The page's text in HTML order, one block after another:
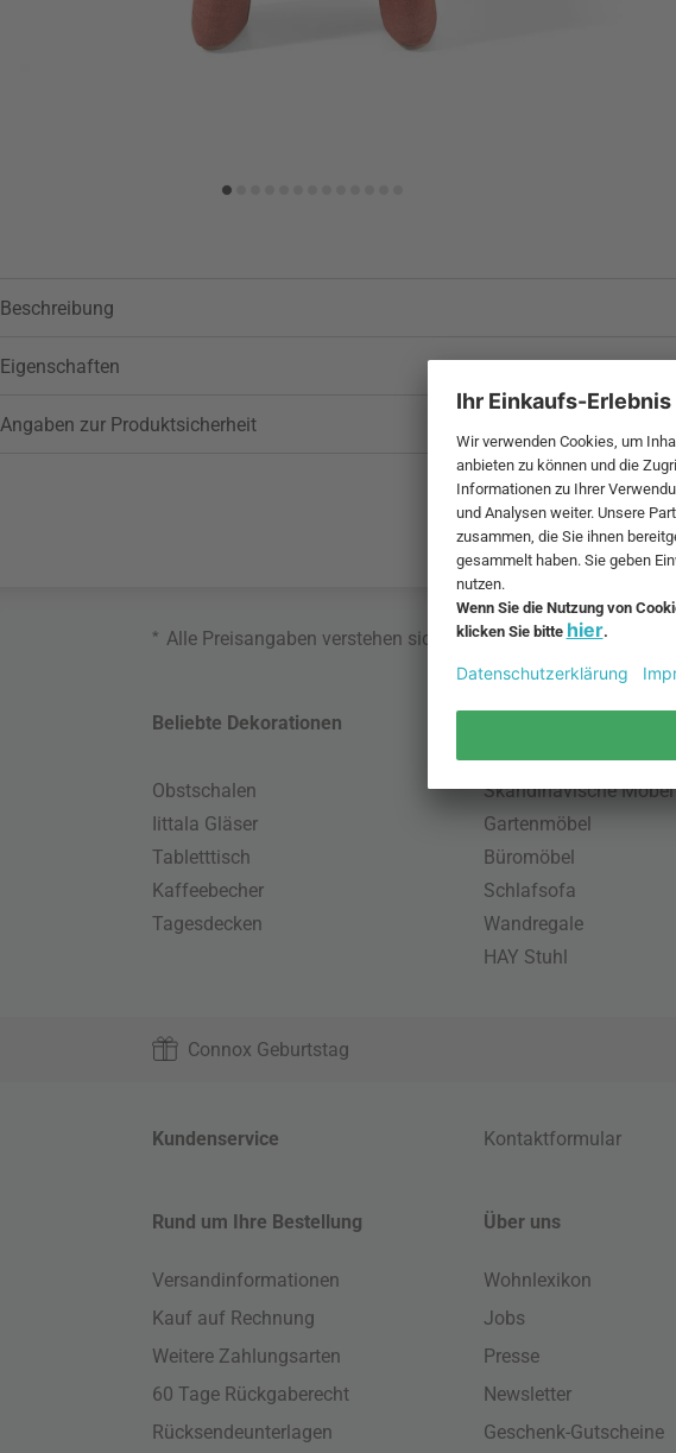
Beschreibung
Eigenschaften
Angaben zur Produktsicherheit
* Alle Preisangaben verstehen sich inklusive MwSt. und zzgl.
Beliebte Dekorationen
Obstschalen
Iittala Gläser
Tabletttisch
Kaffeebecher
Tagesdecken
Skandinavische Möbel
Gartenmöbel
Büromöbel
Schlafsofa
Wandregale
HAY Stuhl
Connox Geburtstag
Kundenservice Kontaktformular
Rund um Ihre Bestellung
Versandinformationen
Kauf auf Rechnung
Weitere Zahlungsarten
60 Tage Rückgaberecht
Rücksendeunterlagen
Über uns
Wohnlexikon
Jobs
Presse
Newsletter
Geschenk-Gutscheine